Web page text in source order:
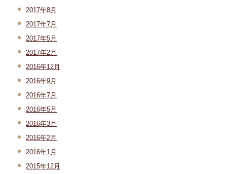
2017年8月
2017年7月
2017年5月
2017年2月
2016年12月
2016年9月
2016年7月
2016年5月
2016年3月
2016年2月
2016年1月
2015年12月